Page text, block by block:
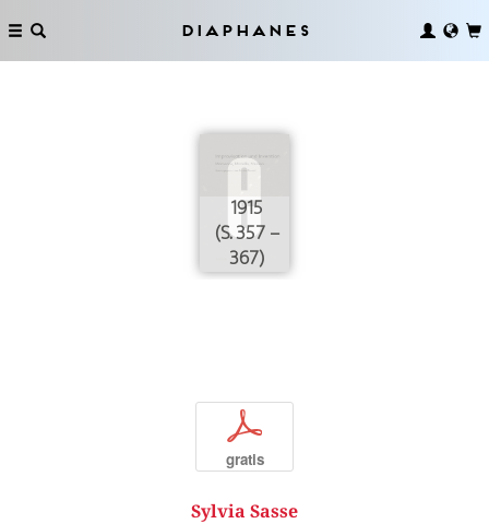
Diaphanes
1915
(S. 357 –
367)
p
gratis
Sylvia Sasse